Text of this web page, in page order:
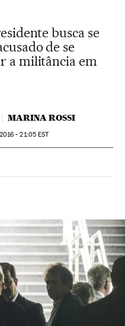
busca se
de se
a militância em
MARINA ROSSI
- 21:05EST